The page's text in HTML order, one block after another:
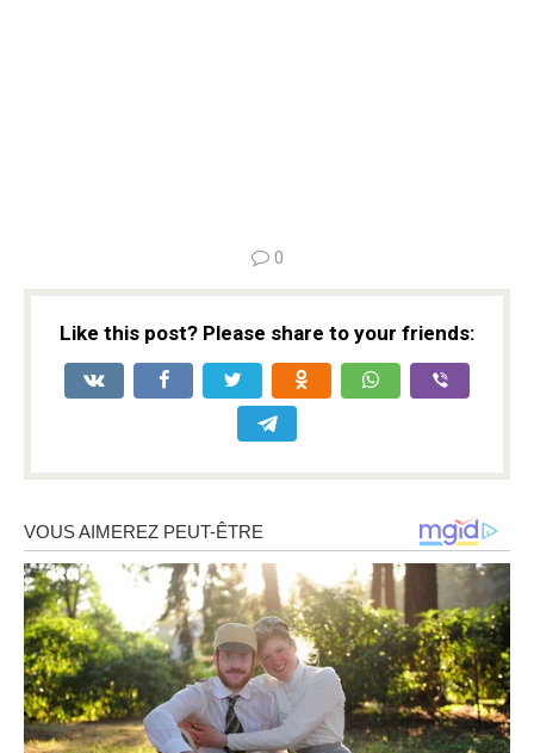
0
Like this post? Please share to your friends: